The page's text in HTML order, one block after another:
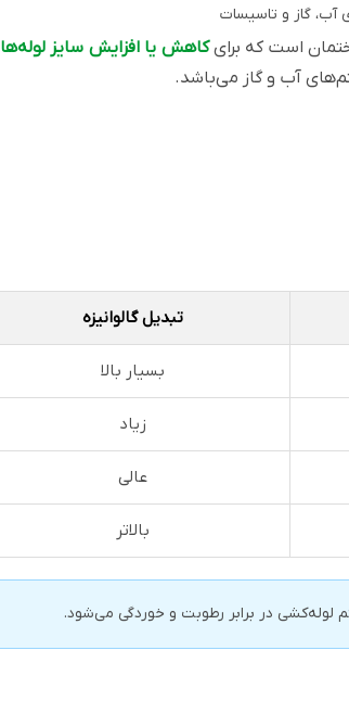
است که برایکاهش یا افزایش سایز لوله‌ها
آب و گاز می‌باشد.
تبدیل گالوانیزه
بسیار بالا
زیاد
عالی
بالاتر
لوله‌کشی در برابر رطوبت و خوردگی می‌شود.